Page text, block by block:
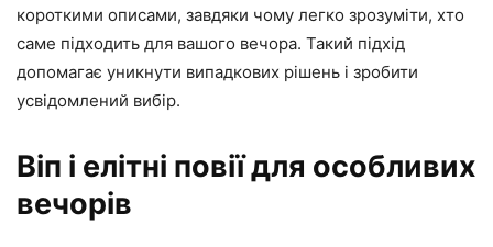
короткими описами, завдяки чому легко зрозуміти, хто
саме підходить для вашого вечора. Такий підхід
допомагає уникнути випадкових рішень і зробити
усвідомлений вибір.
Віп і елітні повії для особливих
вечорів